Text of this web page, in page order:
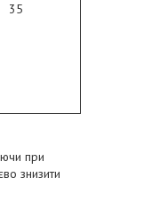
35
при
знизити